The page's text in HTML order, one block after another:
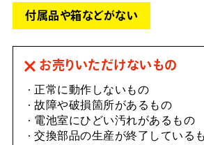
付属品や箱などがない
お売りいただけないもの
正常に動作しないもの
故障や破損箇所があるもの
電池室にひどい汚れがあるもの
交換部品の生産が終了している